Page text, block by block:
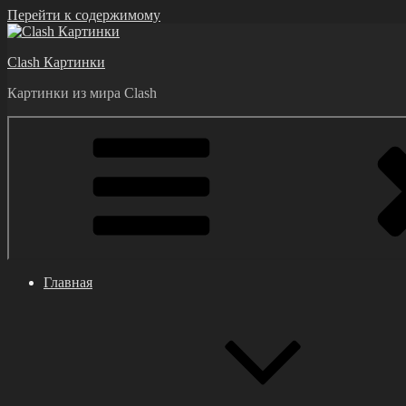
Перейти к содержимому
Clash Картинки
Картинки из мира Clash
Главная